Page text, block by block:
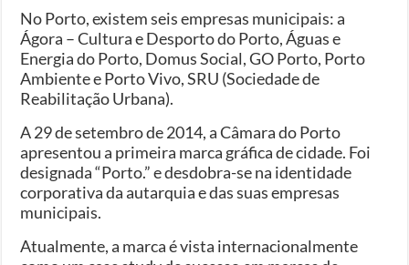
No Porto, existem seis empresas municipais: a
Ágora – Cultura e Desporto do Porto, Águas e
Energia do Porto, Domus Social, GO Porto, Porto
Ambiente e Porto Vivo, SRU (Sociedade de
Reabilitação Urbana).
A 29 de setembro de 2014, a Câmara do Porto
apresentou a primeira marca gráfica de cidade. Foi
designada “Porto.” e desdobra-se na identidade
corporativa da autarquia e das suas empresas
municipais.
Atualmente, a marca é vista internacionalmente